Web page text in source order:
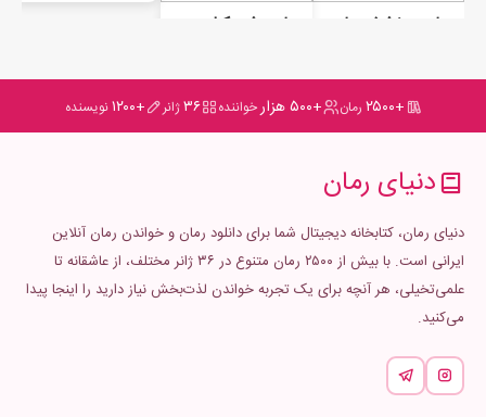
+۲۵۰۰ رمان +۵۰۰ هزار خواننده ۳۶ژانر +۱۲۰۰ نویسنده
دنیای رمان
دنیای رمان، کتابخانه دیجیتال شما برای دانلود رمان و خواندن رمان آنلاین
ایرانی است. با بیش از ۲۵۰۰ رمان متنوع در ۳۶ ژانر مختلف، از عاشقانه تا
علمی‌تخیلی، هر آنچه برای یک تجربه خواندن لذت‌بخش نیاز دارید را اینجا پیدا
می‌کنید.